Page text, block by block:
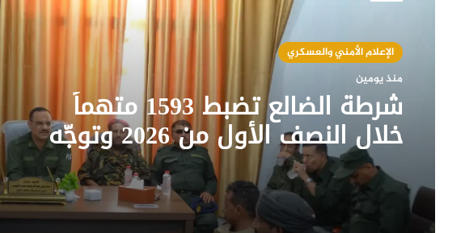
الإعلام الأمني والعسكري
منذ يومين
شرطة الضالع تضبط 1593 متهماً
خلال النصف الأول من 2026 وتوجّه
برفع الجاهزية الأمنية